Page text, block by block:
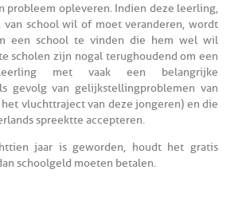
probleem opleveren. Indien deze leerling,
van school wil of moet veranderen, wordt
een school te vinden die hem wel wil
scholen zijn nogal terughoudend om een
met vaak een belangrijke
gevolg van gelijkstellingproblemen van
het vluchttraject van deze jongeren) en die
spreekt te accepteren.
jaar is geworden, houdt het gratis
schoolgeld moeten betalen.